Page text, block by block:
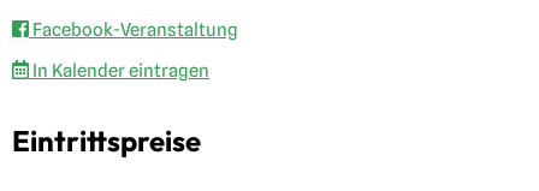
Facebook-Veranstaltung
In Kalender eintragen
Eintrittspreise